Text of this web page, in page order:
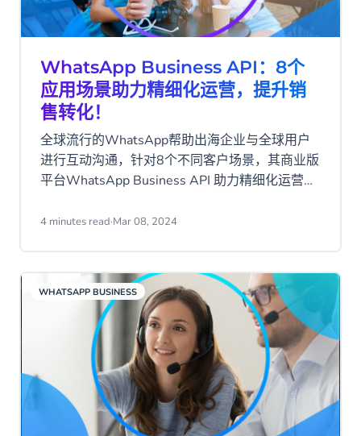
WhatsApp Business API：8个
应用场景助力精细化运营，提升销
售转化！
全球流行的WhatsApp帮助出海企业与全球用户
进行互动沟通，针对8个不同客户场景，其商业版
平台WhatsApp Business API 助力精细化运营，
4 minutes read·Mar 08, 2024
WHATSAPP BUSINESS